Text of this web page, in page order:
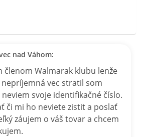
nad Váhom:
členom Walmarak klubu lenže
vec stratil som
svoje identifikačné číslo.
či mi ho neviete zistit a poslať
záujem o váš tovar a chcem